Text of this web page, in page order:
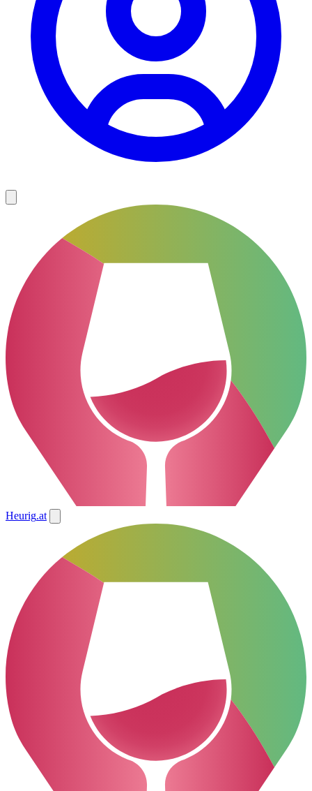
Heurig.at